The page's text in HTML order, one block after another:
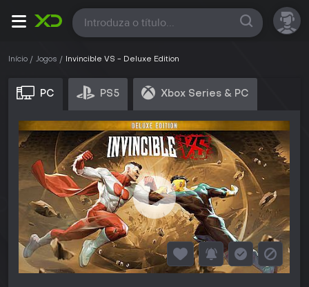
Todas
Início Jogos Invincible VS - Deluxe Edition
PC PS5 Xbox Series & PC